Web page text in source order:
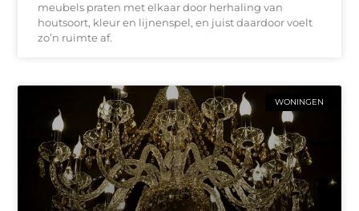
meubels praten met elkaar door herhaling van
houtsoort, kleur en lijnenspel, en juist daardoor voelt
zo’n ruimte af.
WONINGEN